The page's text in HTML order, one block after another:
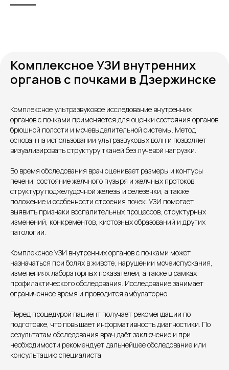
Комплексное УЗИ внутренних
органов с почками в Дзержинске
Комплексное ультразвуковое исследование внутренних
органов с почками применяется для оценки состояния органов
брюшной полости и мочевыделительной системы. Метод
основан на использовании ультразвуковых волн и позволяет
визуализировать структуру тканей без лучевой нагрузки.
Во время обследования врач оценивает размеры и контуры
печени, состояние желчного пузыря и желчных протоков,
структуру поджелудочной железы и селезёнки, а также
положение и особенности строения почек. УЗИ помогает
выявить признаки воспалительных процессов, структурных
изменений, конкрементов, кистозных образований и других
патологий.
Комплексное УЗИ внутренних органов с почками может
назначаться при болях в животе, нарушении мочеиспускания,
изменениях лабораторных показателей, а также в рамках
профилактического обследования. Исследование занимает
ограниченное время и проводится амбулаторно.
Перед процедурой пациент получает рекомендации по
подготовке, что повышает информативность диагностики. По
результатам обследования врач даёт заключение и при
необходимости рекомендует дальнейшее обследование или
консультацию специалиста.
Контакты
Пн.-пт. — с 08:00 до 20:00
Сб. — с 08:00 до 18:00
Вс. — с 08:00 до 15:00
+7 8313 248 248
Единый номер
Патоличева 21Д,П.1 Новый